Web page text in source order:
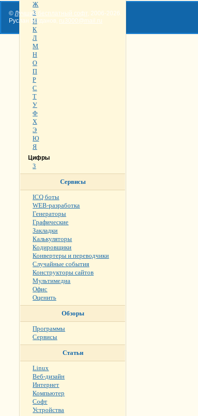
Ж
З
И
К
Л
М
Н
О
П
Р
С
Т
У
Ф
Х
Э
Ю
Я
Цифры
3
Сервисы
ICQ боты
WEB-разработка
Генераторы
Графические
Закладки
Калькуляторы
Кодировщики
Конвертеры и переводчики
Случайные события
Конструкторы сайтов
Мультимедиа
Офис
Оценить
Обзоры
Программы
Сервисы
Статьи
Linux
Веб-дизайн
Интернет
Компьютер
Софт
Устройства
© Лучший бесплатный софт, 2006-2026.
Руслан Богданов, ru3000@mail.ru